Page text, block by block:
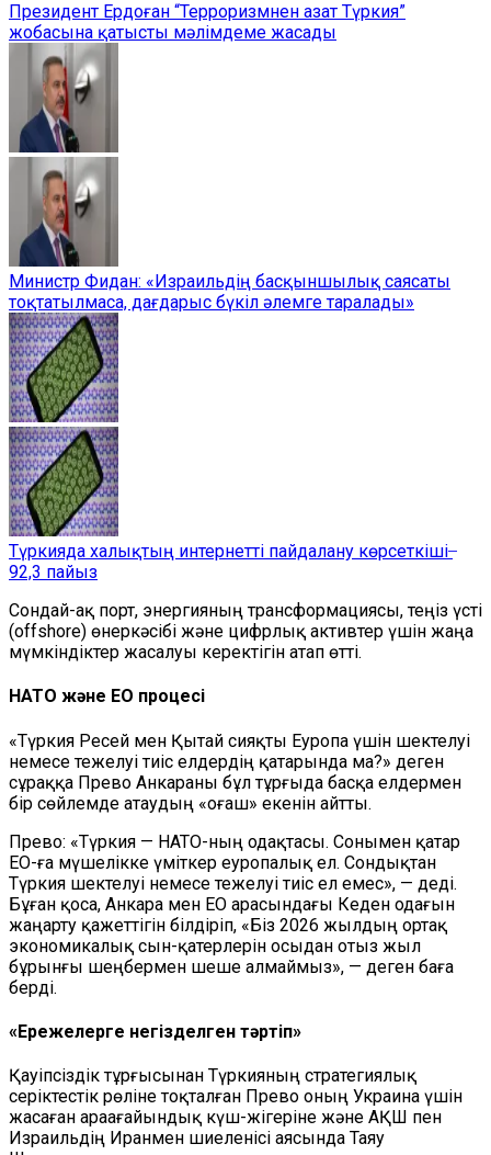
Президент Ердоған “Терроризмнен азат Түркия”
жобасына қатысты мәлімдеме жасады
Министр Фидан: «Израильдің басқыншылық саясаты
тоқтатылмаса, дағдарыс бүкіл әлемге таралады»
Түркияда халықтың интернетті пайдалану көрсеткіші ̶
92,3 пайыз
Сондай-ақ порт, энергияның трансформациясы, теңіз үсті
(offshore) өнеркәсібі және цифрлық активтер үшін жаңа
мүмкіндіктер жасалуы керектігін атап өтті.
НАТО және ЕО процесі
«Түркия Ресей мен Қытай сияқты Еуропа үшін шектелуі
немесе тежелуі тиіс елдердің қатарында ма?» деген
сұраққа Прево Анкараны бұл тұрғыда басқа елдермен
бір сөйлемде атаудың «оғаш» екенін айтты.
Прево: «Түркия — НАТО-ның одақтасы. Сонымен қатар
ЕО-ға мүшелікке үміткер еуропалық ел. Сондықтан
Түркия шектелуі немесе тежелуі тиіс ел емес», — деді.
Бұған қоса, Анкара мен ЕО арасындағы Кеден одағын
жаңарту қажеттігін білдіріп, «Біз 2026 жылдың ортақ
экономикалық сын-қатерлерін осыдан отыз жыл
бұрынғы шеңбермен шеше алмаймыз», — деген баға
берді.
«Ережелерге негізделген тәртіп»
Қауіпсіздік тұрғысынан Түркияның стратегиялық
серіктестік рөліне тоқталған Прево оның Украина үшін
жасаған араағайындық күш-жігеріне және АҚШ пен
Израильдің Иранмен шиеленісі аясында Таяу